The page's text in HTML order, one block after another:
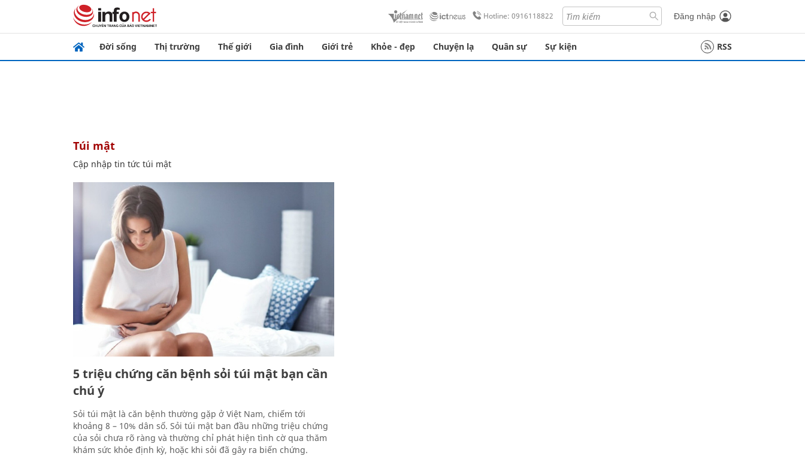
Hotline: 0916118822 Đăng nhập
Đời sống Thị trường Thế giới Gia đình Giới trẻ Khỏe - đẹp Chuyện lạ Quân sự Sự kiện RSS
túi mật
Cập nhập tin tức túi mật
5 triệu chứng căn bệnh sỏi túi mật bạn cần
chú ý
Sỏi túi mật là căn bệnh thường gặp ở Việt Nam, chiếm tới
khoảng 8 – 10% dân số. Sỏi túi mật ban đầu những triệu chứng
của sỏi chưa rõ ràng và thường chỉ phát hiện tình cờ qua thăm
khám sức khỏe định kỳ, hoặc khi sỏi đã gây ra biến chứng.